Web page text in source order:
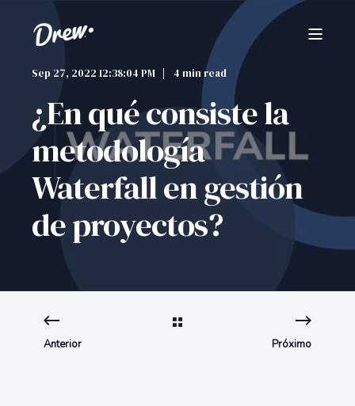
Sep 27, 2022 12:38:04 PM 4 min read
¿En qué consiste la
metodología
Waterfall en gestión
de proyectos?
Anterior Próximo